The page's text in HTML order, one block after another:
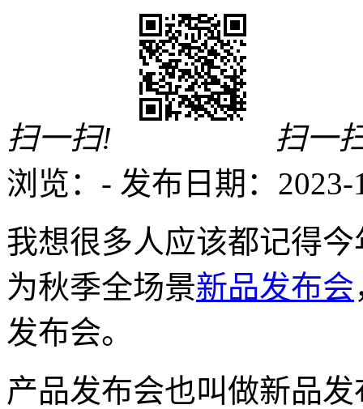
扫一扫!
扫一
浏览： - 发布日期：2023-
我想很多人应该都记得
为秋季全场景新品发布会
发布会。
产品发布会也叫做新品